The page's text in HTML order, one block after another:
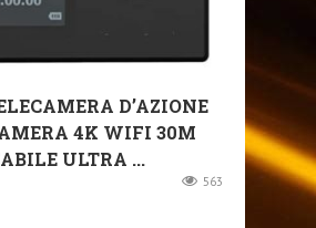
D’AZIONE
4K WIFI 30M
ULTRA ...
563